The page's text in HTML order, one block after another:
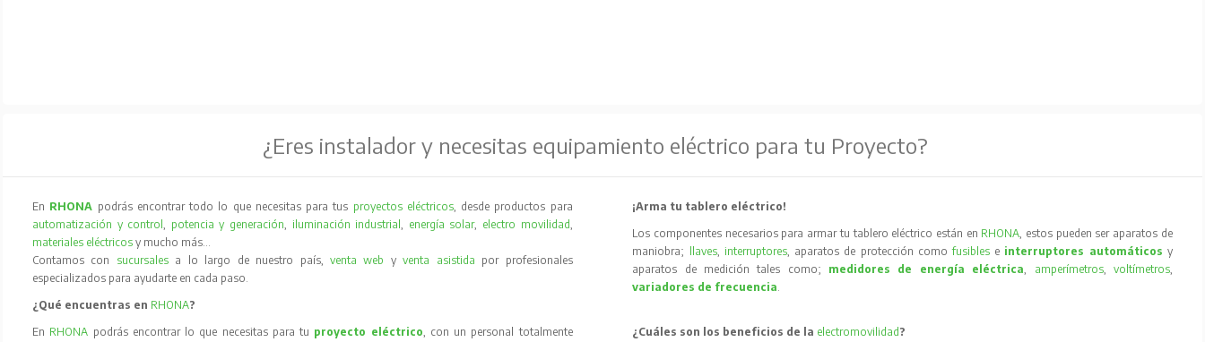
¿Eres instalador y necesitas equipamiento eléctrico para tu Proyecto?
En RHONA podrás encontrar todo lo que necesitas para tus proyectos eléctricos, desde productos para
automatización y control, potencia y generación, iluminación industrial, energía solar, electro movilidad,
materiales eléctricos y mucho más…
Contamos con sucursales a lo largo de nuestro país, venta web yventa asistida por profesionales
especializados para ayudarte en cada paso.
¿Qué encuentras en RHONA?
En RHONA podrás encontrar lo que necesitas para tu proyecto eléctrico, con un personal totalmente
¡Arma tu tablero eléctrico!
Los componentes necesarios para armar tu tablero eléctrico están en RHONA, estos pueden ser aparatos de
maniobra;
llaves, interruptores, aparatos de protección comofusibles e interruptores automáticos y
aparatos de medición tales como; medidores de energía eléctrica, amperímetros, voltímetros,
variadores de frecuencia.
¿Cuáles son los beneficios de la electromovilidad ?